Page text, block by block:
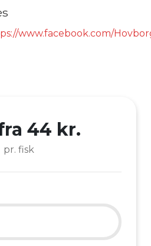
www.facebook.com/
44 kr.
pr. fisk